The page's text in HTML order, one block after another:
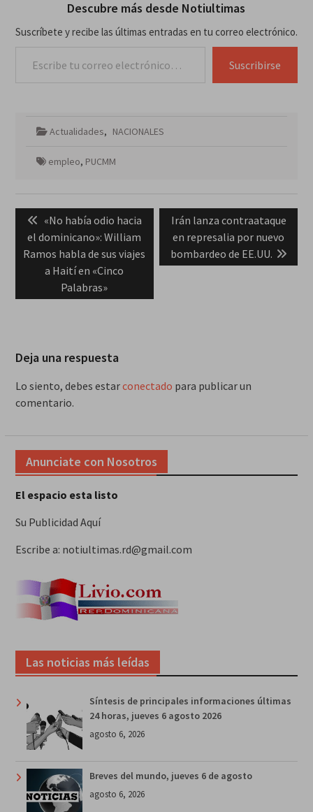
Descubre más desde Notiultimas
Suscríbete y recibe las últimas entradas en tu correo electrónico.
Suscribirse
Actualidades, NACIONALES
empleo, PUCMM
de
entradas
Previous
post:
«No había odio hacia
el dominicano»: William
Ramos habla de sus viajes
a Haití en «Cinco
Palabras»
Next
post:
Irán lanza contraataque
en represalia por nuevo
bombardeo de EE.UU.
Deja una respuesta
Lo siento, debes estarconectado para publicar un
comentario.
Anunciate con Nosotros
El espacio esta listo
Su Publicidad Aquí
Escribe a: notiultimas.rd@gmail.com
Las noticias más leídas
Síntesis de principales informaciones últimas
24 horas, jueves 6 agosto 2026
agosto 6, 2026
Breves del mundo, jueves 6 de agosto
agosto 6, 2026